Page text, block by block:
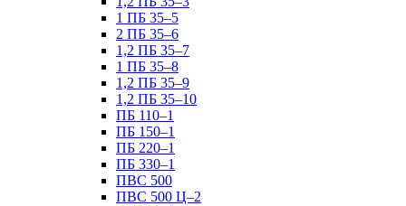
1 ПБ 35–5
2 ПБ 35–6
1,2 ПБ 35–7
1 ПБ 35–8
1,2 ПБ 35–9
1,2 ПБ 35–10
ПБ 110–1
ПБ 150–1
ПБ 220–1
ПБ 330–1
ПВС 500
ПВС 500 Ц–2